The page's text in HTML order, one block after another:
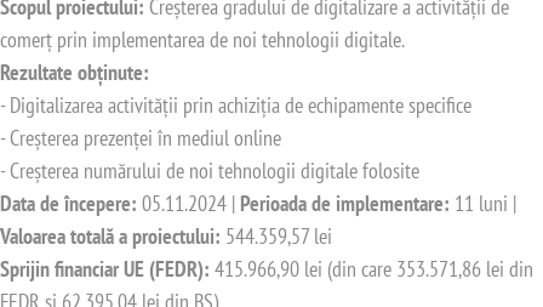
Scopul proiectului: Creșterea gradului de digitalizare a activității de
comerț prin implementarea de noi tehnologii digitale.
Rezultate obținute:
- Digitalizarea activității prin achiziția de echipamente specifice
- Creșterea prezenței în mediul online
- Creșterea numărului de noi tehnologii digitale folosite
Data de începere: 05.11.2024 | Perioada de implementare: 11 luni |
Valoarea totală a proiectului: 544.359,57 lei
Sprijin financiar UE (FEDR): 415.966,90 lei (din care 353.571,86 lei din
FEDR și 62.395,04 lei din BS)